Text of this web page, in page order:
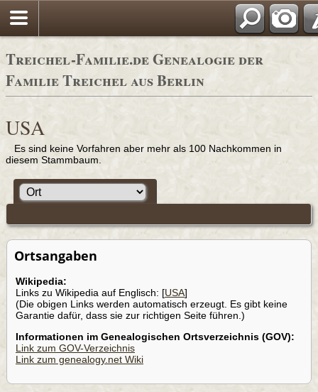
Treichel-Familie.de Genealogie der
Familie Treichel aus Berlin
USA
Es sind keine Vorfahren aber mehr als 100 Nachkommen in
diesem Stammbaum.
Ortsangaben
Wikipedia:
Links zu Wikipedia auf Englisch: [USA]
(Die obigen Links werden automatisch erzeugt. Es gibt keine
Garantie dafür, dass sie zur richtigen Seite führen.)
Informationen im Genealogischen Ortsverzeichnis (GOV):
Link zum GOV-Verzeichnis
Link zum genealogy.net Wiki